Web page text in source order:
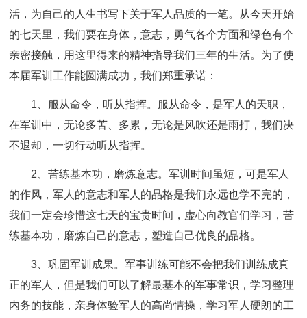
活，为自己的人生书写下关于军人品质的一笔。从今天开始
的七天里，我们要在身体，意志，勇气各个方面和绿色有个
亲密接触，用这里得来的精神指导我们三年的生活。为了使
本届军训工作能圆满成功，我们郑重承诺：
1、服从命令，听从指挥。服从命令，是军人的天职，
在军训中，无论多苦、多累，无论是风吹还是雨打，我们决
不退却，一切行动听从指挥。
2、苦练基本功，磨炼意志。军训时间虽短，可是军人
的作风，军人的意志和军人的品格是我们永远也学不完的，
我们一定会珍惜这七天的宝贵时间，虚心向教官们学习，苦
练基本功，磨炼自己的意志，塑造自己优良的品格。
3、巩固军训成果。军事训练可能不会把我们训练成真
正的军人，但是我们可以了解最基本的军事常识，学习整理
内务的技能，亲身体验军人的高尚情操，学习军人硬朗的工